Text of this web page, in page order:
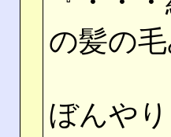
の髪の
ぼんや